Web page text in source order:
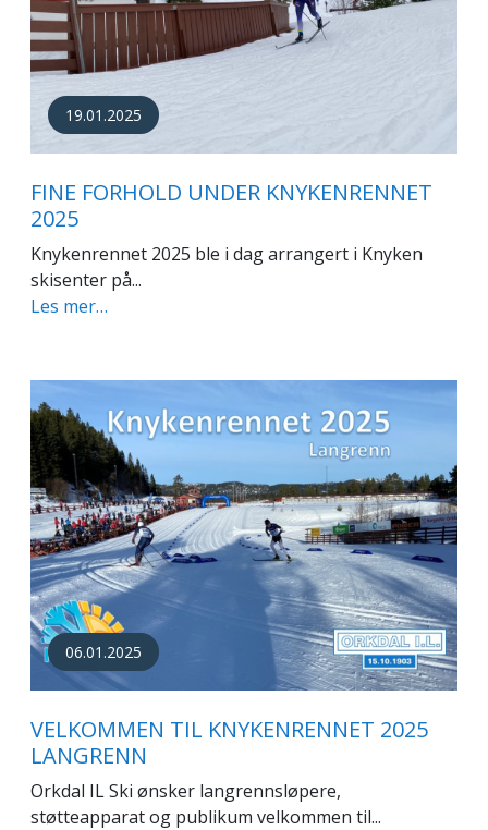
19.01.2025
FINE FORHOLD UNDER KNYKENRENNET
2025
Knykenrennet 2025 ble i dag arrangert i Knyken
skisenter på...
Les mer…
06.01.2025
VELKOMMEN TIL KNYKENRENNET 2025
LANGRENN
Orkdal IL Ski ønsker langrennsløpere,
støtteapparat og publikum velkommen til...